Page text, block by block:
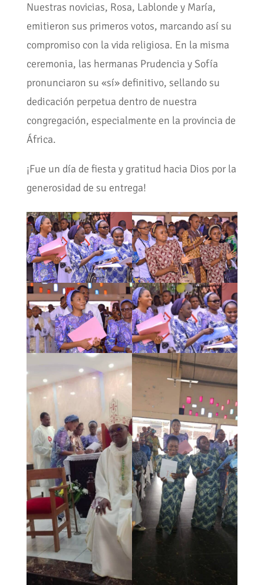
Nuestras novicias, Rosa, Lablonde y María,
emitieron sus primeros votos, marcando así su
compromiso con la vida religiosa. En la misma
ceremonia, las hermanas Prudencia y Sofía
pronunciaron su «sí» definitivo, sellando su
dedicación perpetua dentro de nuestra
congregación, especialmente en la provincia de
África.
¡Fue un día de fiesta y gratitud hacia Dios por la
generosidad de su entrega!